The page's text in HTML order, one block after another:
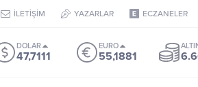
İLETİŞİM YAZARLAR ECZANELER
DOLAR
47,7111
EURO
55,1881